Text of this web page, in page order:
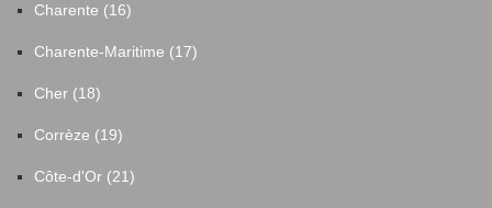
Charente (16)
Charente-Maritime (17)
Cher (18)
Corrèze (19)
Côte-d'Or (21)